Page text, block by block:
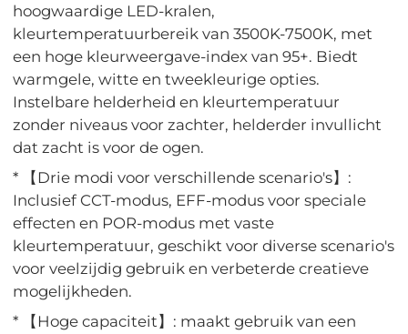
hoogwaardige LED-kralen,
kleurtemperatuurbereik van 3500K-7500K, met
een hoge kleurweergave-index van 95+. Biedt
warmgele, witte en tweekleurige opties.
Instelbare helderheid en kleurtemperatuur
zonder niveaus voor zachter, helderder invullicht
dat zacht is voor de ogen.
* 【Drie modi voor verschillende scenario's】:
Inclusief CCT-modus, EFF-modus voor speciale
effecten en POR-modus met vaste
kleurtemperatuur, geschikt voor diverse scenario's
voor veelzijdig gebruik en verbeterde creatieve
mogelijkheden.
* 【Hoge capaciteit】: maakt gebruik van een